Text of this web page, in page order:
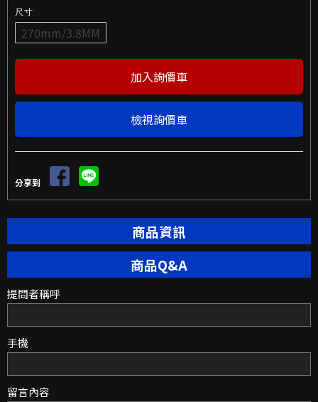
尺寸
270mm/3.8MM
檢視詢價車
分享到
商品資訊
商品Q&A
提問者稱呼
手機
留言內容